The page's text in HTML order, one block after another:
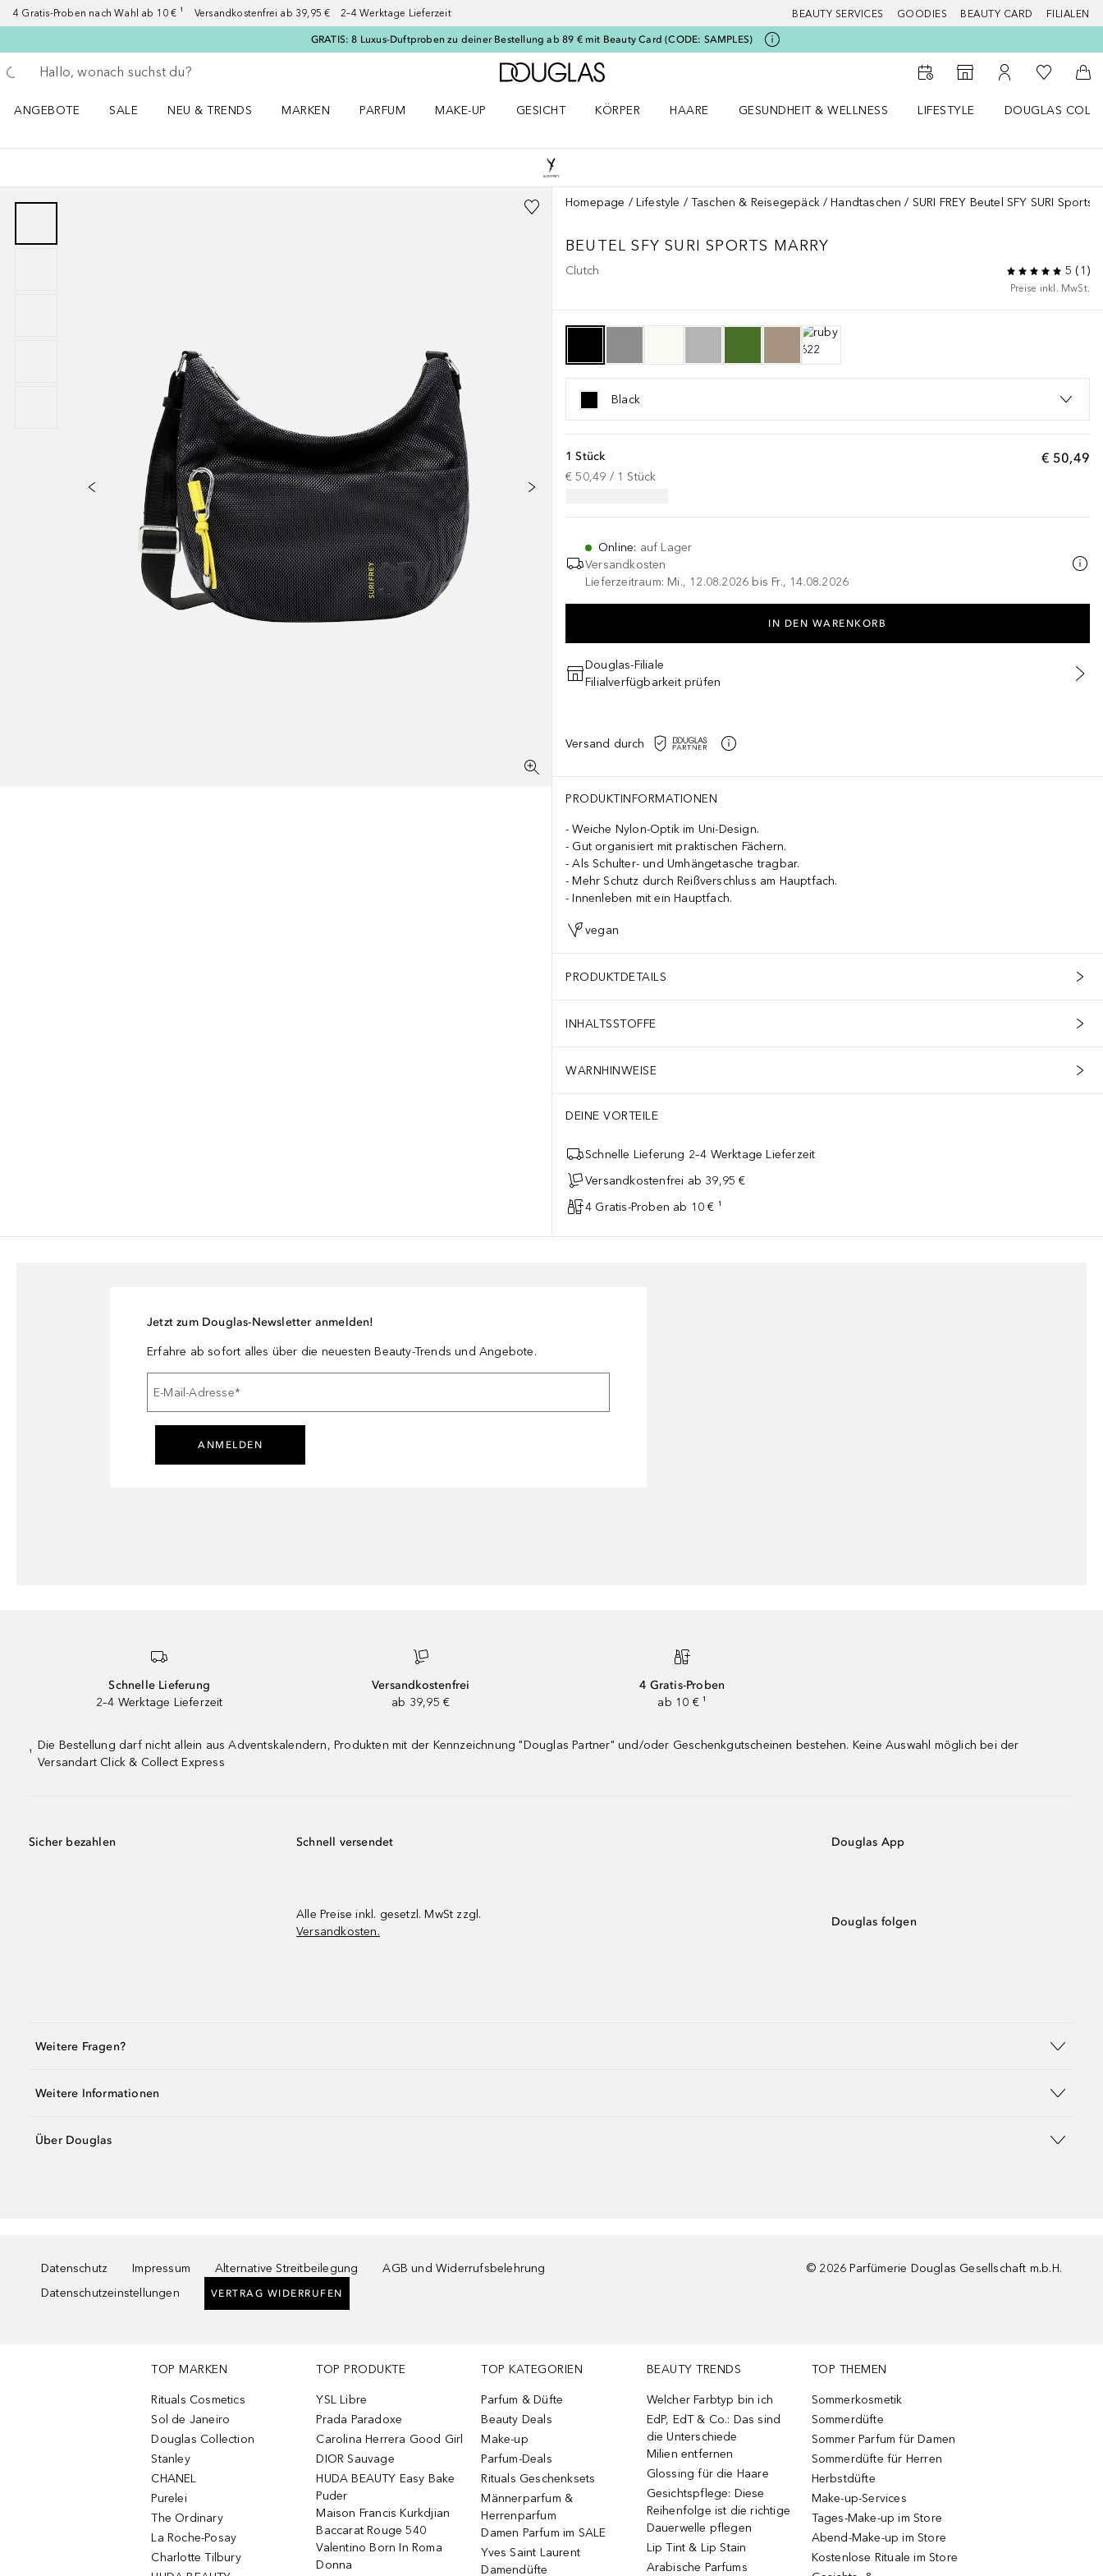
4 Gratis-Proben nach Wahl ab 10 € ¹ Versandkostenfrei ab 39,95 € 2–4 Werktage Lieferzeit BEAUTY SERVICES GOODIES BEAUTY CARD FILIALEN
GRATIS: 8 Luxus-Duftproben zu deiner Bestellung ab 89 € mit Beauty Card (CODE: SAMPLES)
Gehe zurück
Suche ausführen
Zur Douglas Startseite
Zum Storefinder
Zu Meinem
Zu Meiner
ANGEBOTE
SALE
NEU & TRENDS
MARKEN
PARFUM
MAKE-UP
GESICHT
KÖRPER
HAARE
GESUNDHEIT & WELLNESS
LIFESTYLE
DOUGLAS
Homepage Lifestyle Taschen & Reisegepäck Handtaschen SURI FREY Beutel SFY SURI Sports
BEUTEL SFY SURI SPORTS MARRY
Clutch 5 ( 1 )
Preise inkl. MwSt.
Black
€ 50,49
1 Stück
€ 50,49 / 1 Stück
Online: auf Lager
Versandkosten
Lieferzeitraum: Mi., 12.08.2026 bis Fr., 14.08.2026
IN DEN WARENKORB
Douglas-Filiale
Filialverfügbarkeit prüfen
Versand durch
PRODUKTINFORMATIONEN
Weiche Nylon-Optik im Uni-Design.
Gut organisiert mit praktischen Fächern.
Als Schulter- und Umhängetasche tragbar.
Mehr Schutz durch Reißverschluss am Hauptfach.
Innenleben mit ein Hauptfach.
vegan
PRODUKTDETAILS
INHALTSSTOFFE
WARNHINWEISE
DEINE VORTEILE
Schnelle Lieferung 2–4 Werktage Lieferzeit
Versandkostenfrei ab 39,95 €
4 Gratis-Proben ab 10 € ¹
Jetzt zum Douglas-Newsletter anmelden!
Erfahre ab sofort alles über die neuesten Beauty-Trends und Angebote.
E-Mail-Adresse*
ANMELDEN
Schnelle Lieferung
2–4 Werktage Lieferzeit
Versandkostenfrei
ab 39,95 €
4 Gratis-Proben
ab 10 € ¹
¹
Die Bestellung darf nicht allein aus Adventskalendern, Produkten mit der Kennzeichnung "Douglas Partner" und/oder Geschenkgutscheinen bestehen. Keine Auswahl möglich bei der
Versandart Click & Collect Express
Sicher bezahlen Schnell versendet
Alle Preise inkl. gesetzl. MwSt zzgl.
Versandkosten.
Douglas App
Douglas folgen
Weitere Fragen?
Weitere Informationen
Über Douglas
Datenschutz Impressum Alternative Streitbeilegung
AGB und Widerrufsbelehrung
Datenschutzeinstellungen
VERTRAG WIDERRUFEN
© 2026 Parfümerie Douglas Gesellschaft m.b.H.
TOP MARKEN
Rituals Cosmetics
Sol de Janeiro
Douglas Collection
Stanley
CHANEL
Purelei
The Ordinary
La Roche-Posay
Charlotte Tilbury
TOP PRODUKTE
YSL Libre
Prada Paradoxe
Carolina Herrera Good Girl
DIOR Sauvage
HUDA BEAUTY Easy Bake
Puder
Maison Francis Kurkdjian
Baccarat Rouge 540
Valentino Born In Roma
Donna
TOP KATEGORIEN
Parfum & Düfte
Beauty Deals
Make-up
Parfum-Deals
Rituals Geschenksets
Männerparfum &
Herrenparfum
Damen Parfum im SALE
Yves Saint Laurent
Damendüfte
BEAUTY TRENDS
Welcher Farbtyp bin ich
EdP, EdT & Co.: Das sind
die Unterschiede
Milien entfernen
Glossing für die Haare
Gesichtspflege: Diese
Reihenfolge ist die richtige
Dauerwelle pflegen
Lip Tint & Lip Stain
Arabische Parfums
TOP THEMEN
Sommerkosmetik
Sommerdüfte
Sommer Parfum für Damen
Sommerdüfte für Herren
Herbstdüfte
Make-up-Services
Tages-Make-up im Store
Abend-Make-up im Store
Kostenlose Rituale im Store